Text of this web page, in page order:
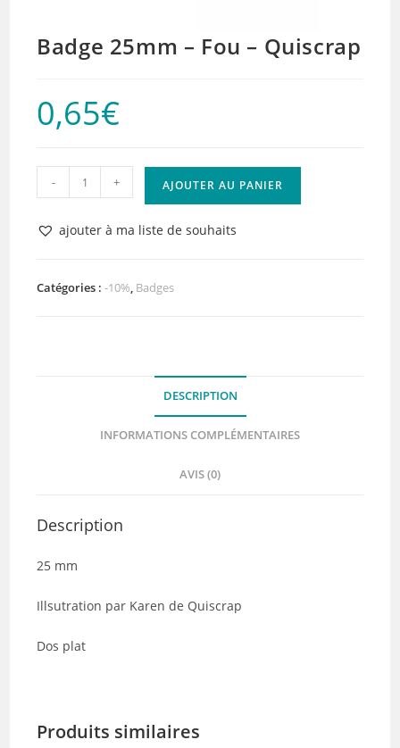
Badge 25mm – Fou – Quiscrap
0,65€
quantité
de
Badge
25mm
Fou
- + AJOUTER AU PANIER
ajouter à ma liste de souhaits
Catégories :-10%, Badges
DESCRIPTION
INFORMATIONS COMPLÉMENTAIRES
AVIS (0)
Description
25 mm
Illsutration par Karen de Quiscrap
Dos plat
Produits similaires